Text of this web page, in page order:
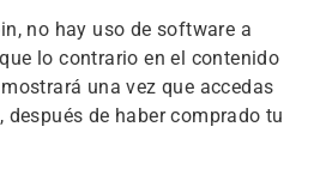
no hay uso de software a
lo contrario en el contenido
una vez que accedas
de haber comprado tu